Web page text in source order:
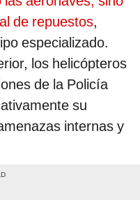
de repuestos,
especializado.
los helicópteros
de la Policía
su
internas y